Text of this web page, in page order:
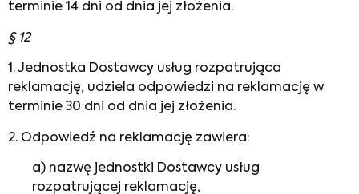
terminie 14 dni od dnia jej złożenia.
§ 12
1. Jednostka Dostawcy usług rozpatrująca
reklamację, udziela odpowiedzi na reklamację w
terminie 30 dni od dnia jej złożenia.
2. Odpowiedź na reklamację zawiera:
a) nazwę jednostki Dostawcy usług
rozpatrującej reklamację,